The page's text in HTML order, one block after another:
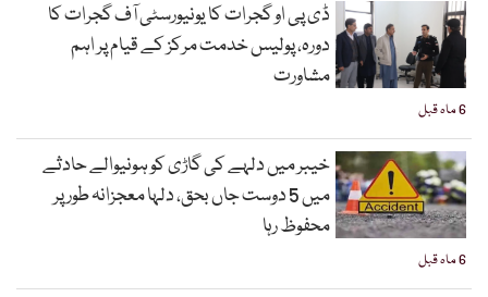
6 ماہ قبل
ڈی پی او گجرات کا یونیورسٹی آف گجرات کا
دورہ، پولیس خدمت مرکز کے قیام پر اہم
مشاورت
6 ماہ قبل
خیبر میں دلہے کی گاڑی کو ہونیوالے حادثے
میں 5 دوست جاں بحق، دلہا معجزانہ طور پر
محفوظ رہا